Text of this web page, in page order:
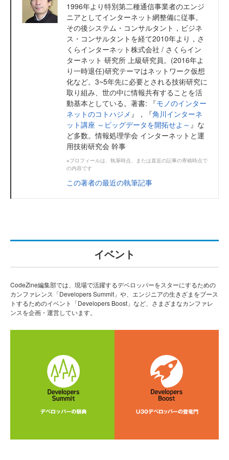
1996年より特別第二種通信事業者のエンジ
ニアとしてインターネット網整備に従事。
その後システム・コンサルタント，ビジネ
ス・コンサルタントを経て2010年より，さ
くらインターネット株式会社 / さくらイン
ターネット 研究所 上級研究員。(2016年よ
り一時退任)研究テーマはネットワーク仮想
化など。3~5年先に必要とされる技術研究に
取り組み、世の中に情報共有することを活
動基本としている。著書: 『モノのインター
ネットのコトハジメ 』，『角川インターネ
ット講座 ～ビッグデータを開拓せよ～ 』な
ど多数。情報処理学会 インターネットと運
用技術研究会 幹事
※プロフィールは、執筆時点、または直近の記事の寄稿時点で
の内容です
この著者の最近の執筆記事
イベント
CodeZine編集部では、現場で活躍するデベロッパーをスターにするための
カンファレンス「Developers Summit」や、エンジニアの生きざまをブース
トするためのイベント「Developers Boost」など、さまざまなカンファレ
ンスを企画・運営しています。